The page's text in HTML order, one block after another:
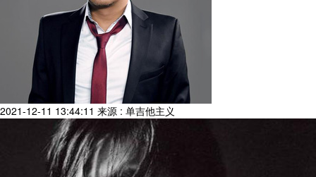
2021-12-11 13:44:11 来源 : 单吉他主义